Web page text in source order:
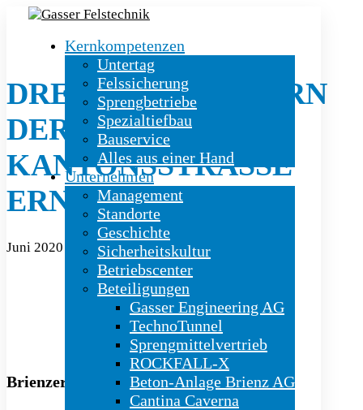
Kernkompetenzen
Untertag
Felssicherung
Sprengbetriebe
Spezialtiefbau
Bauservice
Alles aus einer Hand
Unternehmen
Management
Standorte
Geschichte
Sicherheitskultur
Betriebscenter
Beteiligungen
Gasser Engineering AG
TechnoTunnel
Sprengmittelvertrieb
ROCKFALL-X
Beton-Anlage Brienz AG
Cantina Caverna
DREI STÜTZMAUERN
DER
KANTONSSTRASSE
ERNEUERT
Juni 2020 Bauservice
Brienzerseestrasse, Oberried (BE)